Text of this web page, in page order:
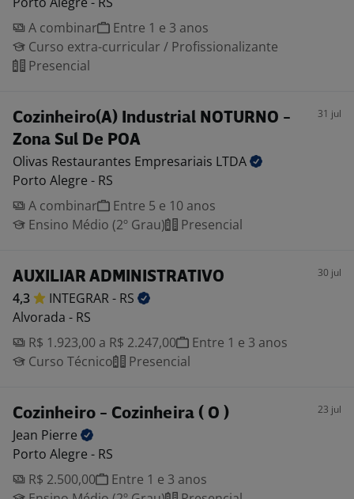
A combinar
Entre 1 e 3 anos
Curso extra-curricular / Profissionalizante
Presencial
Cozinheiro(A) Industrial NOTURNO -
Zona Sul De POA
31 jul
Olivas Restaurantes Empresariais LTDA
Porto Alegre - RS
A combinar
Entre 5 e 10 anos
Ensino Médio (2º Grau)
Presencial
AUXILIAR ADMINISTRATIVO 30 jul
4,3 INTEGRAR - RS
Alvorada - RS
R$ 1.923,00 a R$ 2.247,00
Entre 1 e 3 anos
Curso Técnico
Presencial
Cozinheiro - Cozinheira ( O ) 23 jul
Jean Pierre
Porto Alegre - RS
R$ 2.500,00
Entre 1 e 3 anos